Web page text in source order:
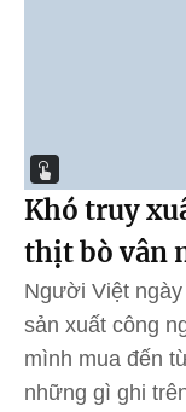
Khó truy
thịt bò vân
Người Việt
sản xuất công
mình mua đến
những gì ghi